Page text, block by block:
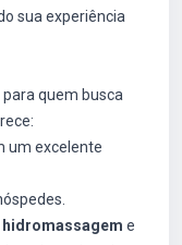
sua experiência
quem busca
um excelente
hidromassagem e